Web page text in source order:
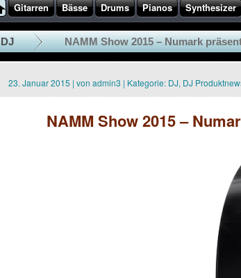
Gitarren Bässe Drums Pianos Synthesizer
DJ NAMM Show 2015 – Numark
23. Januar 2015 | von admin3 | Kategorie: DJ, DJ
NAMM Show 2015 –